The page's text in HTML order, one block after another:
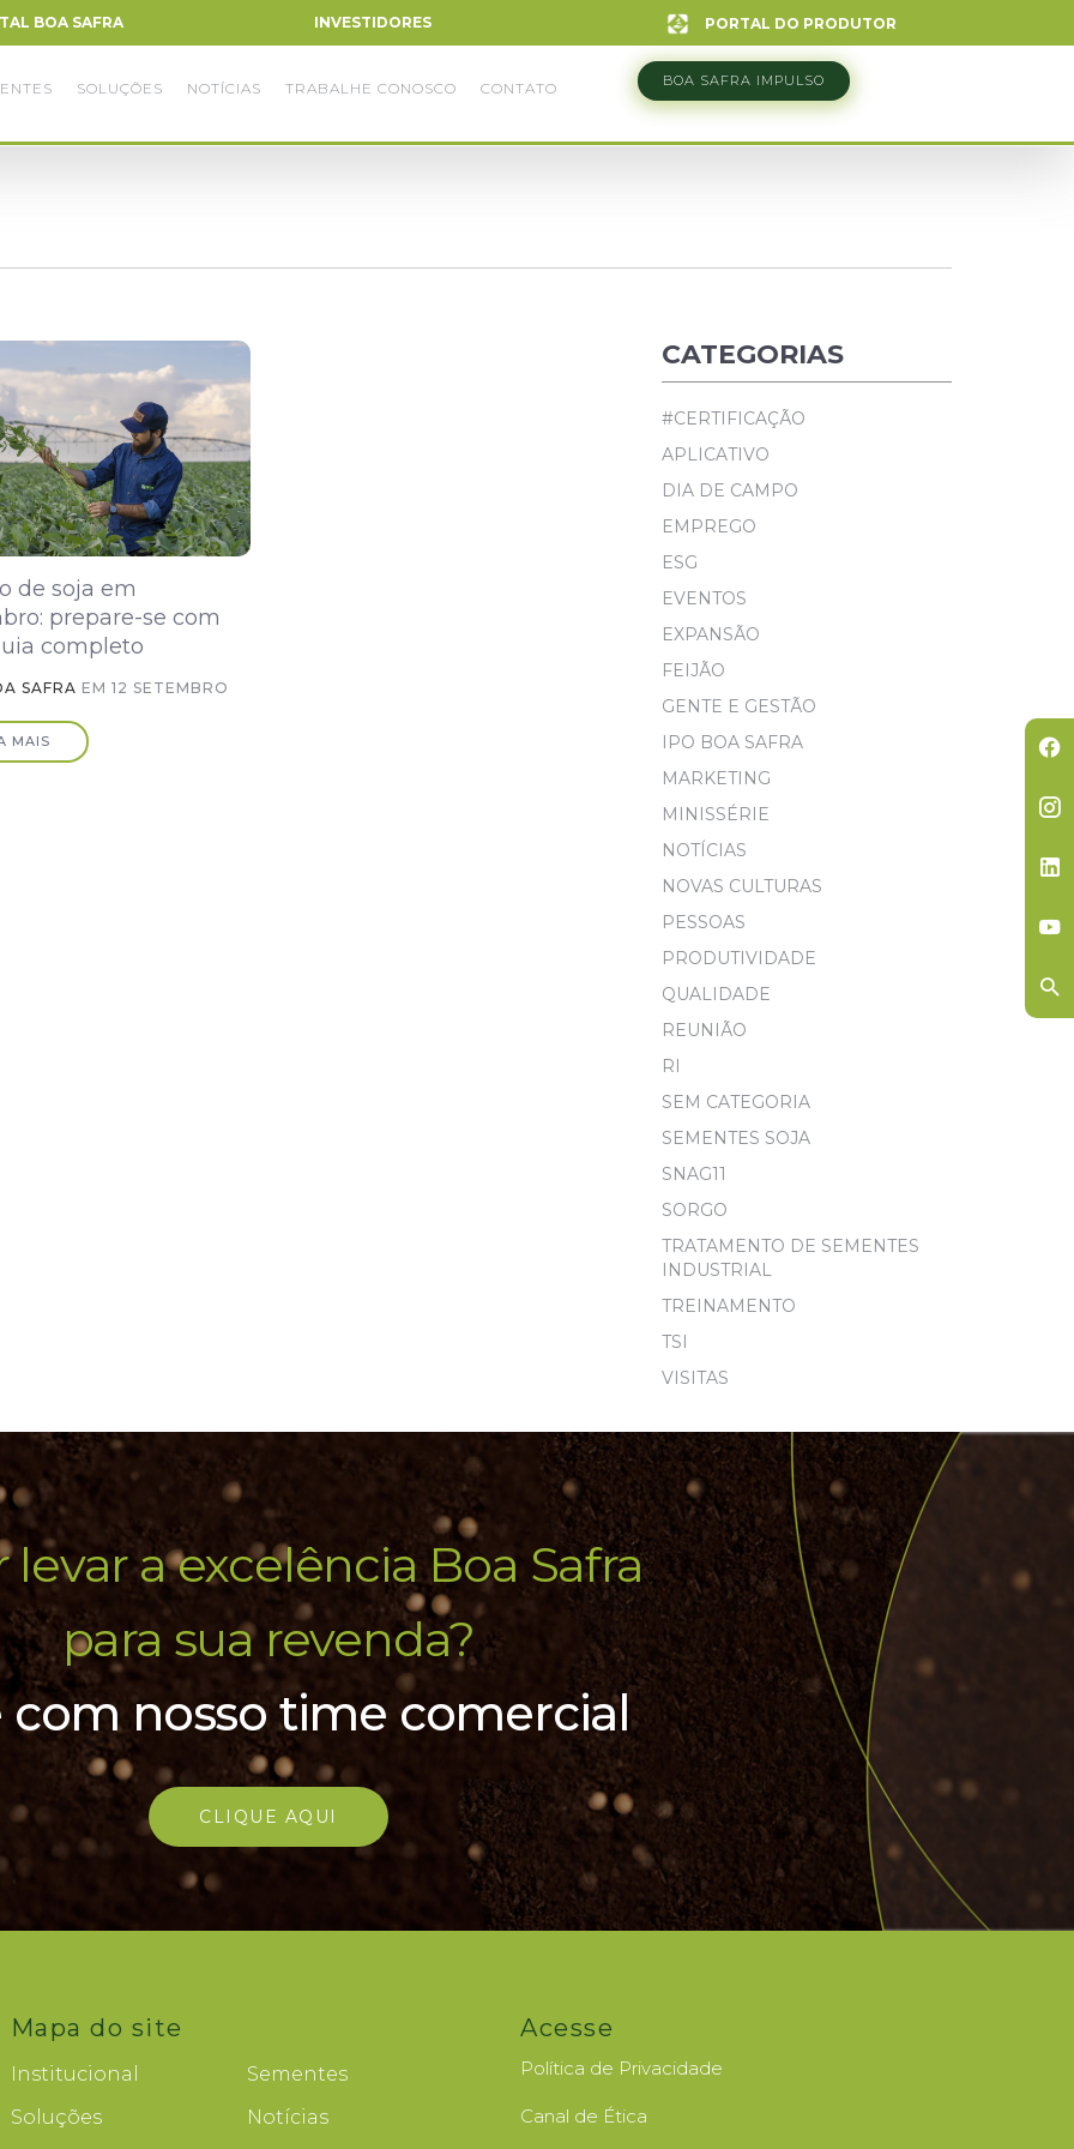
BOA SAFRA INVESTIDORES PORTAL DO PRODUTOR
SOLUÇÕES NOTÍCIAS TRABALHE CONOSCO CONTATO BOA SAFRA IMPULSO
de soja em
prepare-se com
completo
SAFRA EM12 SETEMBRO
MAIS
CATEGORIAS
#CERTIFICAÇÃO
APLICATIVO
DIA DE CAMPO
EMPREGO
ESG
EVENTOS
EXPANSÃO
FEIJÃO
GENTE E GESTÃO
IPO BOA SAFRA
MARKETING
MINISSÉRIE
NOTÍCIAS
NOVAS CULTURAS
PESSOAS
PRODUTIVIDADE
QUALIDADE
REUNIÃO
RI
SEM CATEGORIA
SEMENTES SOJA
SNAG11
SORGO
TRATAMENTO DE SEMENTES
INDUSTRIAL
TREINAMENTO
TSI
VISITAS
levar a excelência Boa Safra
para sua revenda?
com nosso time comercial
CLIQUE AQUI
Mapa do site
Institucional
Sementes
Soluções
Notícias
Acesse
Política de Privacidade
Canal de Ética